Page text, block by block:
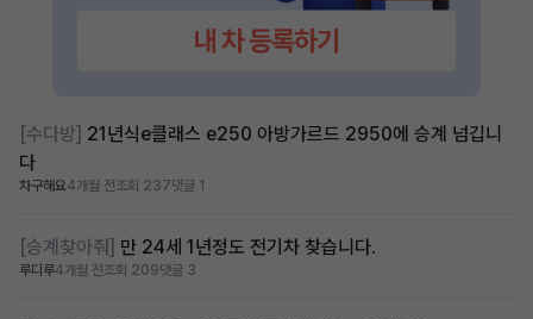
[수다방] 21년식e클래스 e250 아방가르드 2950에 승계 넘깁니
다
차구해요4개월 전조회 237댓글 1
[승계찾아줘] 만 24세 1년정도 전기차 찾습니다.
루디루4개월 전조회 209댓글 3